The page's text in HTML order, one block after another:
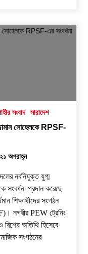
সংবাদ সারাদেশ
সোহেলকে RPSF-
অপরাহ্ন
নবনিযুক্ত যুগ্ম
প্রদান করেছে
শিক্ষার্থীদের সংগঠন
​নগরীর PEW ট্রেনিং
বিশেষ অতিথি হিসেবে
সংগঠনের